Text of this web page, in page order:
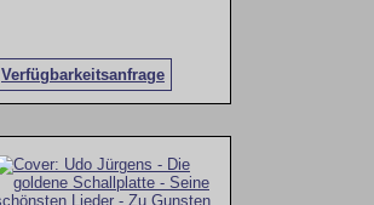
Verfügbarkeitsanfrage